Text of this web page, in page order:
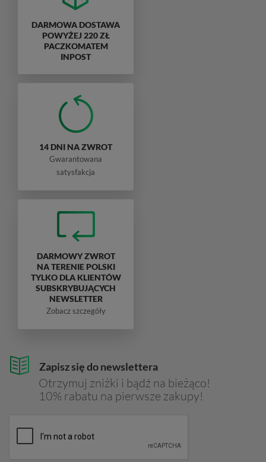
Zapisz się do newslettera
Otrzymuj zniżki i bądź na bieżąco!
10% rabatu na pierwsze zakupy!
DARMOWA DOSTAWA
POWYŻEJ 220 ZŁ
PACZKOMATEM
INPOST
14 DNI NA ZWROT
Gwarantowana
satysfakcja
DARMOWY ZWROT
NA TERENIE POLSKI
TYLKO DLA KLIENTÓW
SUBSKRYBUJĄCYCH
NEWSLETTER
Zobacz szczegóły